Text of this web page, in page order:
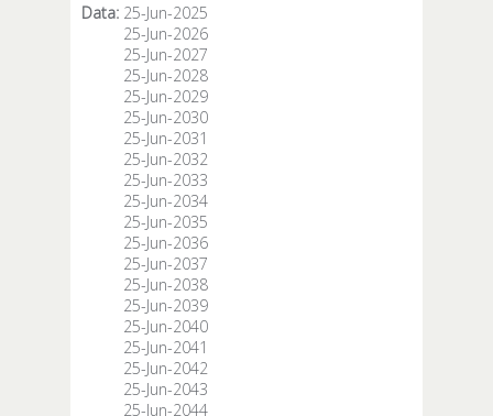
Data: 25-Jun-2025
25-Jun-2026
25-Jun-2027
25-Jun-2028
25-Jun-2029
25-Jun-2030
25-Jun-2031
25-Jun-2032
25-Jun-2033
25-Jun-2034
25-Jun-2035
25-Jun-2036
25-Jun-2037
25-Jun-2038
25-Jun-2039
25-Jun-2040
25-Jun-2041
25-Jun-2042
25-Jun-2043
25-Jun-2044